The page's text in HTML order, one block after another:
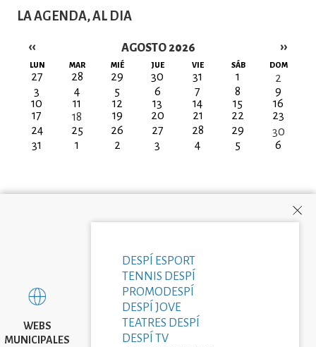
LA AGENDA, AL DIA
AGOSTO 2026
Paginación
‹‹ ››
LUN MAR MIÉ JUE VIE SÁB DOM
27 28 29 30 31 1
2
3
4 5 6 7 8
9
10
11 12 13 14 15
16
17
18 19 20 21 22
23
24
25 26 27 28 29
30
31
1 2 3 4 5 6
WEBS
MUNICIPALES
DESPÍ ESPORT
TENNIS DESPÍ
PROMODESPÍ
DESPÍ JOVE
TEATRES DESPÍ
DESPÍ TV